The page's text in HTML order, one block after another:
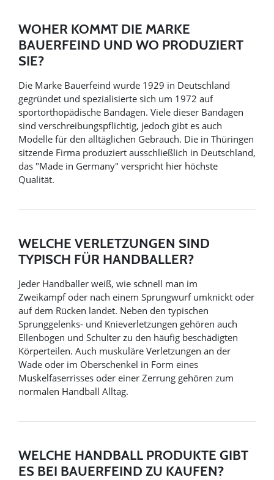
WOHER KOMMT DIE MARKE
BAUERFEIND UND WO PRODUZIERT
SIE?
Die Marke Bauerfeind wurde 1929 in Deutschland
gegründet und spezialisierte sich um 1972 auf
sportorthopädische Bandagen. Viele dieser Bandagen
sind verschreibungspflichtig, jedoch gibt es auch
Modelle für den alltäglichen Gebrauch. Die in Thüringen
sitzende Firma produziert ausschließlich in Deutschland,
das "Made in Germany" verspricht hier höchste
Qualität.
WELCHE VERLETZUNGEN SIND
TYPISCH FÜR HANDBALLER?
Jeder Handballer weiß, wie schnell man im
Zweikampf oder nach einem Sprungwurf umknickt oder
auf dem Rücken landet. Neben den typischen
Sprunggelenks- und Knieverletzungen gehören auch
Ellenbogen und Schulter zu den häufig beschädigten
Körperteilen. Auch muskuläre Verletzungen an der
Wade oder im Oberschenkel in Form eines
Muskelfaserrisses oder einer Zerrung gehören zum
normalen Handball Alltag.
WELCHE HANDBALL PRODUKTE GIBT
ES BEI BAUERFEIND ZU KAUFEN?